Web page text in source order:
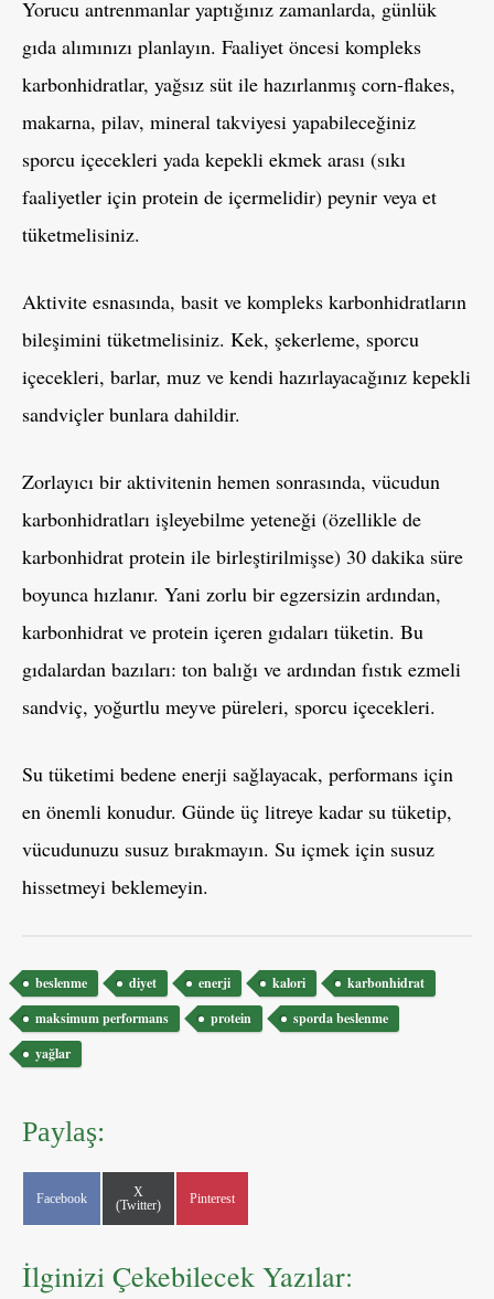
Yorucu antrenmanlar yaptığınız zamanlarda, günlük
gıda alımınızı planlayın. Faaliyet öncesi kompleks
karbonhidratlar, yağsız süt ile hazırlanmış corn-flakes,
makarna, pilav, mineral takviyesi yapabileceğiniz
sporcu içecekleri yada kepekli ekmek arası (sıkı
faaliyetler için protein de içermelidir) peynir veya et
tüketmelisiniz.
Aktivite esnasında, basit ve kompleks karbonhidratların
bileşimini tüketmelisiniz. Kek, şekerleme, sporcu
içecekleri, barlar, muz ve kendi hazırlayacağınız kepekli
sandviçler bunlara dahildir.
Zorlayıcı bir aktivitenin hemen sonrasında, vücudun
karbonhidratları işleyebilme yeteneği (özellikle de
karbonhidrat protein ile birleştirilmişse) 30 dakika süre
boyunca hızlanır. Yani zorlu bir egzersizin ardından,
karbonhidrat ve protein içeren gıdaları tüketin. Bu
gıdalardan bazıları: ton balığı ve ardından fıstık ezmeli
sandviç, yoğurtlu meyve püreleri, sporcu içecekleri.
Su tüketimi bedene enerji sağlayacak, performans için
en önemli konudur. Günde üç litreye kadar su tüketip,
vücudunuzu susuz bırakmayın. Su içmek için susuz
hissetmeyi beklemeyin.
Etiketler
beslenme diyet enerji kalori
karbonhidrat
maksimum performans
protein
sporda beslenme
yağlar
Paylaş:
Share
Facebook
Share
on
X
(Twitter)
Share
Pinterest
İlginizi Çekebilecek Yazılar: